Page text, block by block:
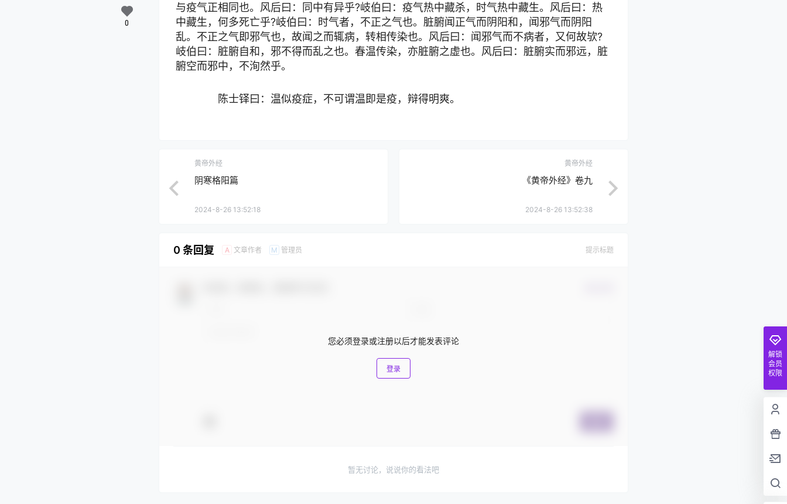
与疫气正相同也。风后曰：同中有异乎?岐伯曰：疫气热中藏杀，时气热中藏生。风后曰：热
中藏生，何多死亡乎?岐伯曰：时气者，不正之气也。脏腑闻正气而阴阳和，闻邪气而阴阳
乱。不正之气即邪气也，故闻之而辄病，转相传染也。风后曰：闻邪气而不病者，又何故欤?
岐伯曰：脏腑自和，邪不得而乱之也。春温传染，亦脏腑之虚也。风后曰：脏腑实而邪远，脏
腑空而邪中，不洵然乎。
陈士铎曰：温似疫症，不可谓温即是疫，辩得明爽。
0
黄帝外经
阴寒格阳篇
2024-8-26 13:52:18
黄帝外经
《黄帝外经》卷九
2024-8-26 13:52:38
0 条回复 A 文章作者 M 管理员 提示标题
您必须登录或注册以后才能发表评论
登录
暂无讨论，说说你的看法吧
解锁
会员
权限